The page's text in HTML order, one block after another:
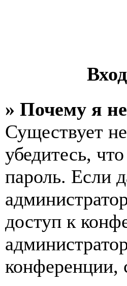
» Почему я
Существует
убедитесь,
пароль. Если
доступ к
конференции,